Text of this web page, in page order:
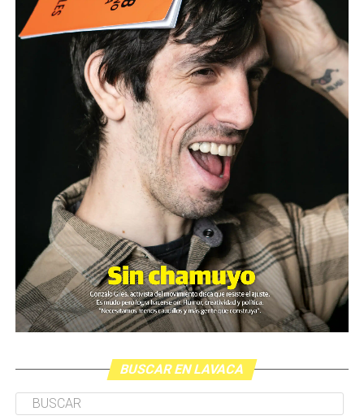
emitir todos los programas de Decí MU
BUSCAR EN LAVACA